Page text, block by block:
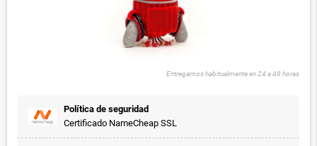
Entregamos habitualmente en 24 a 48 horas
Política de seguridad
Certificado NameCheap SSL